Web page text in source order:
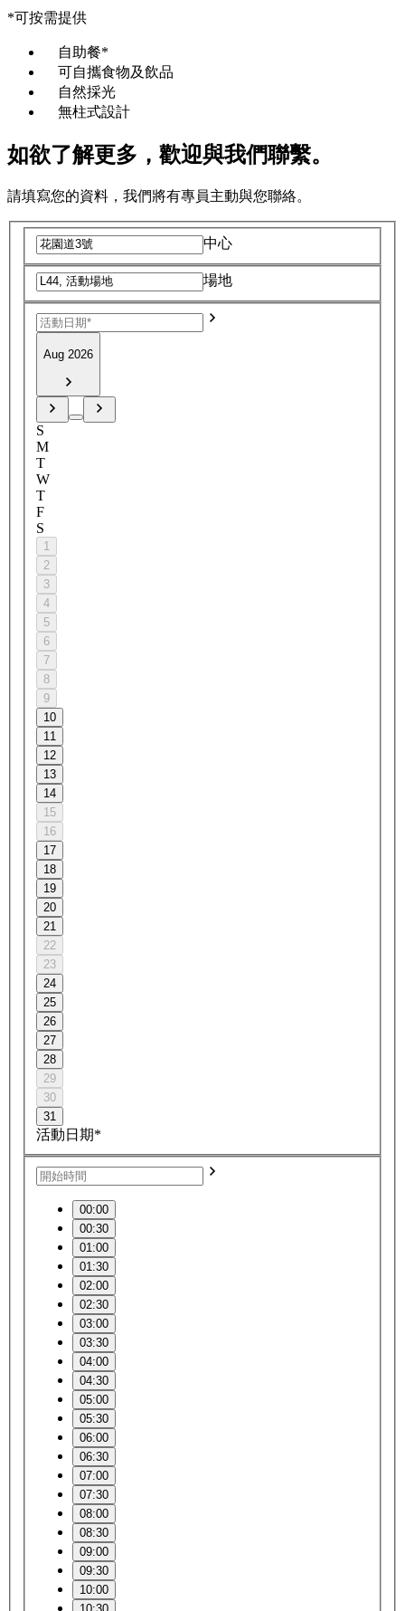
*可按需提供
自助餐*
可自攜食物及飲品
自然採光
無柱式設計
如欲了解更多，歡迎與我們聯繫。
請填寫您的資料，我們將有專員主動與您聯絡。
中心
場地
Aug 2026
S
M
T
W
T
F
S
1
2
3
4
5
6
7
8
9
10
11
12
13
14
15
16
17
18
19
20
21
22
23
24
25
26
27
28
29
30
31
活動日期*
00:00
00:30
01:00
01:30
02:00
02:30
03:00
03:30
04:00
04:30
05:00
05:30
06:00
06:30
07:00
07:30
08:00
08:30
09:00
09:30
10:00